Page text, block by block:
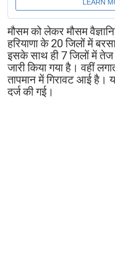
मौसम को लेकर मौसम
हरियाणा के 20 जिलों में
इसके साथ ही 7 जिलों में तेज
जारी किया गया है। वहीं
तापमान में गिरावट आई है।
दर्ज की गई।